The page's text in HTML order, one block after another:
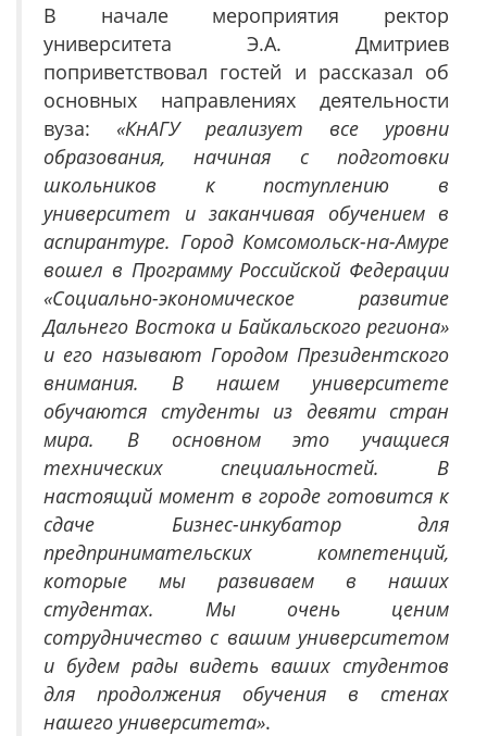
В начале мероприятия ректор
университета Э.А. Дмитриев
поприветствовал гостей и рассказал об
основных направлениях деятельности
вуза: «КнАГУ реализует все уровни
образования, начиная с подготовки
школьников к поступлению в
университет и заканчивая обучением в
аспирантуре. Город Комсомольск-на-Амуре
вошел в Программу Российской Федерации
«Социально-экономическое развитие
Дальнего Востока и Байкальского региона»
и его называют Городом Президентского
внимания. В нашем университете
обучаются студенты из девяти стран
мира. В основном это учащиеся
технических специальностей. В
настоящий момент в городе готовится к
сдаче Бизнес-инкубатор для
предпринимательских компетенций,
которые мы развиваем в наших
студентах. Мы очень ценим
сотрудничество с вашим университетом
и будем рады видеть ваших студентов
для продолжения обучения в стенах
нашего университета».